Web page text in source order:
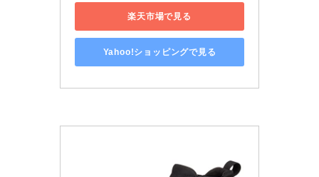
楽天市場で見る
Yahoo!ショッピングで見る